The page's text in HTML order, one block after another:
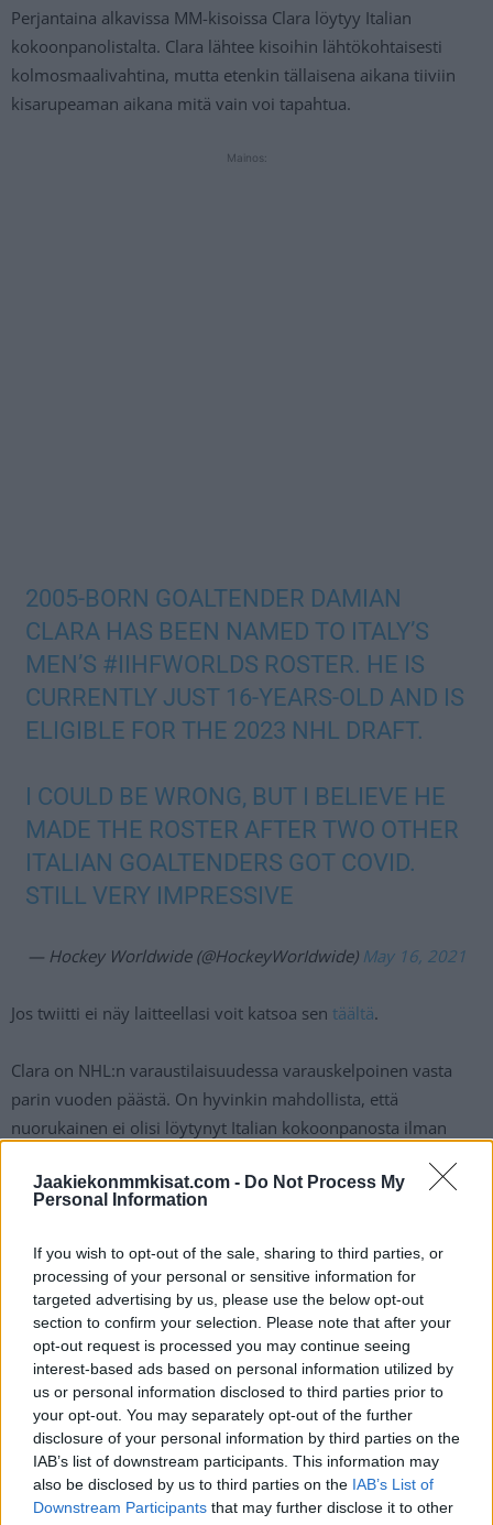
Jaakiekonmmkisat.com - Do Not Process My
Personal Information
If you wish to opt-out of the sale, sharing to third parties, or
processing of your personal or sensitive information for
targeted advertising by us, please use the below opt-out
section to confirm your selection. Please note that after your
opt-out request is processed you may continue seeing
interest-based ads based on personal information utilized by
us or personal information disclosed to third parties prior to
your opt-out. You may separately opt-out of the further
disclosure of your personal information by third parties on the
IAB’s list of downstream participants. This information may
also be disclosed by us to third parties on the IAB’s List of
Downstream Participants that may further disclose it to other
Perjantaina alkavissa MM-kisoissa Clara löytyy Italian
kokoonpanolistalta. Clara lähtee kisoihin lähtökohtaisesti
kolmosmaalivahtina, mutta etenkin tällaisena aikana tiiviin
kisarupeaman aikana mitä vain voi tapahtua.
Mainos:
2005-BORN GOALTENDER DAMIAN
CLARA HAS BEEN NAMED TO ITALY’S
MEN’S #IIHFWORLDS ROSTER. HE IS
CURRENTLY JUST 16-YEARS-OLD AND IS
ELIGIBLE FOR THE 2023 NHL DRAFT.
I COULD BE WRONG, BUT I BELIEVE HE
MADE THE ROSTER AFTER TWO OTHER
ITALIAN GOALTENDERS GOT COVID.
STILL VERY IMPRESSIVE
— Hockey Worldwide (@HockeyWorIdwide) May 16, 2021
Jos twiitti ei näy laitteellasi voit katsoa sen täältä.
Clara on NHL:n varaustilaisuudessa varauskelpoinen vasta
parin vuoden päästä. On hyvinkin mahdollista, että
nuorukainen ei olisi löytynyt Italian kokoonpanosta ilman
voidaan pitää suurena saavutuksena nuorelta maalivahdilta.
tulee kertaheitolla kaikkien aikojen nuorin modernin ajan
MM-kisoissa pelannut pelaaja. Hän olisi myös MM-kisojen
historiassa ensimmäinen U16-ikäinen pelaaja.
Kaikkien aikojen nuorin pelaaja Clara ei kisoissa kuitenkaan
olisi. Vuonna 1931 Unkarin maajoukkueessa neljässä
ottelussa pelasiSándor Miklós, joka onnnistui tekemään
turnauksessa kaksi maaliakin. Miklós täytti 16 vuotta vasta
hieman kisojen jälkeen. Joidenkin lähteiden mukaan Miklós